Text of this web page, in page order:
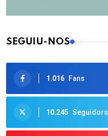
SEGUIU-NOS
1.016 Fans
10.245 Seguidors